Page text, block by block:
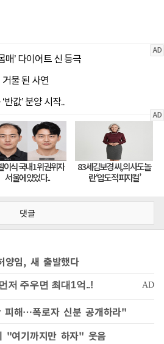
댓글
양임, 새 출발했다
피해…폭로자 신분 공개하라"
"여기까지만 하자" 웃음